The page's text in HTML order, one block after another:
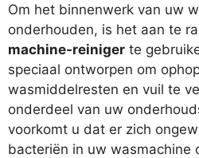
Om het binnenwerk van uw
onderhouden, is het aan te
machine-reiniger te
speciaal ontworpen om
wasmiddelresten en vuil te
onderdeel van uw
voorkomt u dat er zich
bacteriën in uw wasmachine